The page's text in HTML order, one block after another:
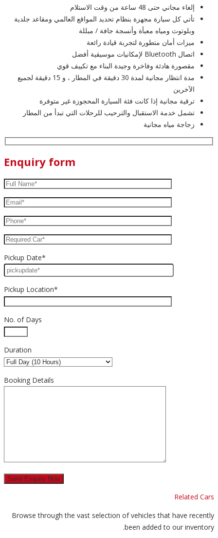
إلغاء مجاني حتى 48 ساعة من وقت الاستلام
تأتي كل سيارة مجهزة بنظام تحديد المواقع العالمي ومقاعد جلدية
وبلوتوث ومياه معبأة وأنسجة جافة / مبللة
ميزات أمان متطورة لتجربة قيادة رائعة
اتصال Bluetooth لإمكانيات موسيقية أفضل
مقصورة هادئة وفاخرة وجيدة البناء مع تكييف قوي
مدة انتظار مجانية لمدة 30 دقيقة في المطار ، و 15 دقيقة لجميع
الآخرين
ترقية مجانية إذا كانت فئة السيارة المحجوزة غير متوفرة
تشمل خدمة الاستقبال والترحيب للرحلات التي تبدأ من المطار
زجاجة مياه مجانية
Enquiry form
Pickup Date*
Pickup Location*
No. of Days
Duration
Booking Details
Related Cars
Browse through the vast selection of vehicles that have recently
been added to our inventory.